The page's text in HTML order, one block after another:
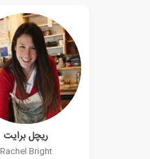
ریچل برایت
Rachel Bright